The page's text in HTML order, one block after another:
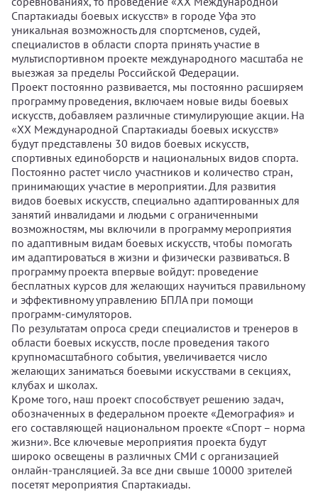
Спартакиады боевых искусств» в городе Уфа это
уникальная возможность для спортсменов, судей,
специалистов в области спорта принять участие в
мультиспортивном проекте международного масштаба не
выезжая за пределы Российской Федерации.
Проект постоянно развивается, мы постоянно расширяем
программу проведения, включаем новые виды боевых
искусств, добавляем различные стимулирующие акции. На
«XX Международной Спартакиады боевых искусств»
будут представлены 30 видов боевых искусств,
спортивных единоборств и национальных видов спорта.
Постоянно растет число участников и количество стран,
принимающих участие в мероприятии. Для развития
видов боевых искусств, специально адаптированных для
занятий инвалидами и людьми с ограниченными
возможностям, мы включили в программу мероприятия
по адаптивным видам боевых искусств, чтобы помогать
им адаптироваться в жизни и физически развиваться. В
программу проекта впервые войдут: проведение
бесплатных курсов для желающих научиться правильному
и эффективному управлению БПЛА при помощи
программ-симуляторов.
По результатам опроса среди специалистов и тренеров в
области боевых искусств, после проведения такого
крупномасштабного события, увеличивается число
желающих заниматься боевыми искусствами в секциях,
клубах и школах.
Кроме того, наш проект способствует решению задач,
обозначенных в федеральном проекте «Демография» и
его составляющей национальном проекте «Спорт – норма
жизни». Все ключевые мероприятия проекта будут
широко освещены в различных СМИ с организацией
онлайн-трансляцией. За все дни свыше 10000 зрителей
посетят мероприятия Спартакиады.